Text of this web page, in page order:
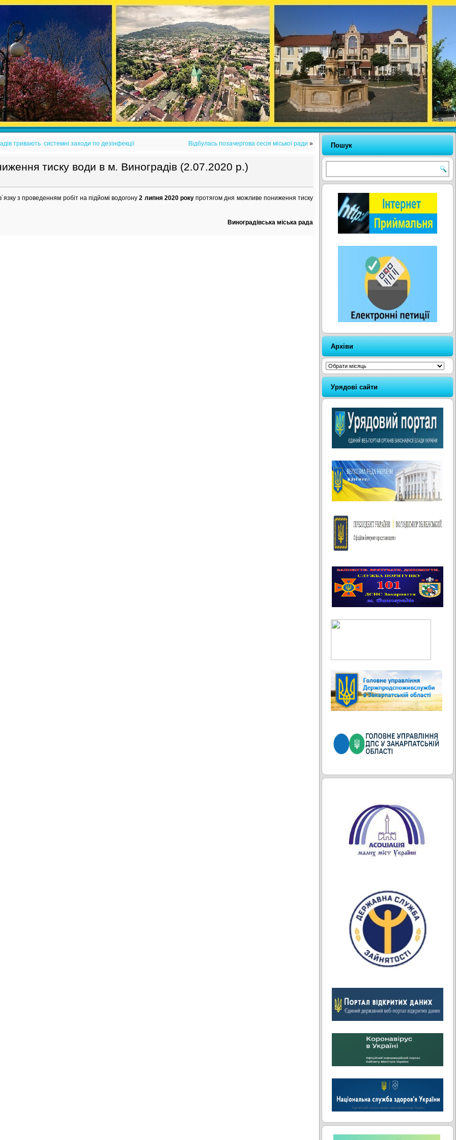
тривають системні заходи по дезінфекції Відбулась позачергова сесія міської ради »
тиску води в м. Виноградів (2.07.2020 р.)
з проведенням робіт на підйомі водогону2 липня 2020 рокупротягом дня можливе пониження тиску
Виноградівська міська рада
Пошук
Архіви
Архіви
Урядові сайти